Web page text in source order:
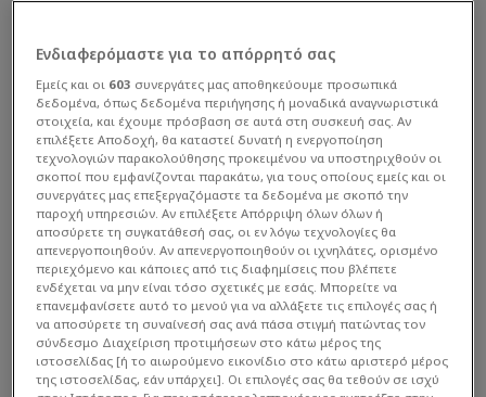
Μίλησε για την υπόθεση τουΟρμπελίν Πινέδα,
Ενδιαφερόμαστε για το απόρρητό σας
Εμείς και οι 603 συνεργάτες μας αποθηκεύουμε προσωπικά
δεδομένα, όπως δεδομένα περιήγησης ή μοναδικά αναγνωριστικά
στοιχεία, και έχουμε πρόσβαση σε αυτά στη συσκευή σας. Αν
επιλέξετε Αποδοχή, θα καταστεί δυνατή η ενεργοποίηση
τεχνολογιών παρακολούθησης προκειμένου να υποστηριχθούν οι
σκοποί που εμφανίζονται παρακάτω, για τους οποίους εμείς και οι
συνεργάτες μας επεξεργαζόμαστε τα δεδομένα με σκοπό την
παροχή υπηρεσιών. Αν επιλέξετε Απόρριψη όλων όλων ή
αποσύρετε τη συγκατάθεσή σας, οι εν λόγω τεχνολογίες θα
απενεργοποιηθούν. Αν απενεργοποιηθούν οι ιχνηλάτες, ορισμένο
περιεχόμενο και κάποιες από τις διαφημίσεις που βλέπετε
ενδέχεται να μην είναι τόσο σχετικές με εσάς. Μπορείτε να
επανεμφανίσετε αυτό το μενού για να αλλάξετε τις επιλογές σας ή
να αποσύρετε τη συναίνεσή σας ανά πάσα στιγμή πατώντας τον
σύνδεσμο Διαχείριση προτιμήσεων στο κάτω μέρος της
ιστοσελίδας [ή το αιωρούμενο εικονίδιο στο κάτω αριστερό μέρος
της ιστοσελίδας, εάν υπάρχει]. Οι επιλογές σας θα τεθούν σε ισχύ